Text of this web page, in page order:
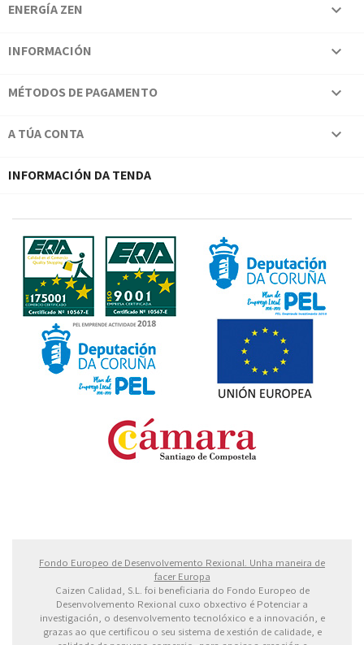
ENERGÍA ZEN 
INFORMACIÓN 
MÉTODOS DE PAGAMENTO 
A TÚA CONTA 
INFORMACIÓN DA TENDA
Fondo Europeo de Desenvolvemento Rexional. Unha maneira de
facer Europa
Caizen Calidad, S.L. foi beneficiaria do Fondo Europeo de
Desenvolvemento Rexional cuxo obxectivo é Potenciar a
investigación, o desenvolvemento tecnolóxico e a innovación, e
grazas ao que certificou o seu sistema de xestión de calidade, e